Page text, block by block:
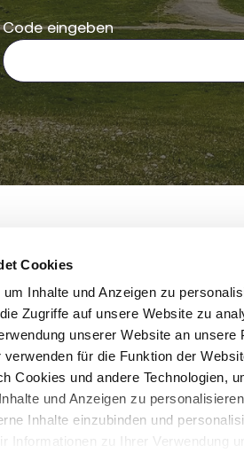
Cookies
Inhalte und Anzeigen zu
Zugriffe auf unsere Website zu
unserer Website an
verwenden für die Funktion der
Cookies und andere Technologien,
und Anzeigen zu
Inhalte einzubinden und
Informationen zu Ihrer Verwendung
Code eingeben
GmbH • St.-Peter-
Unsere AGB